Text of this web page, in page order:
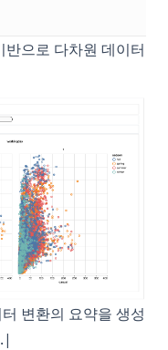
으로 다차원 데이터
변환의 요약을 생성